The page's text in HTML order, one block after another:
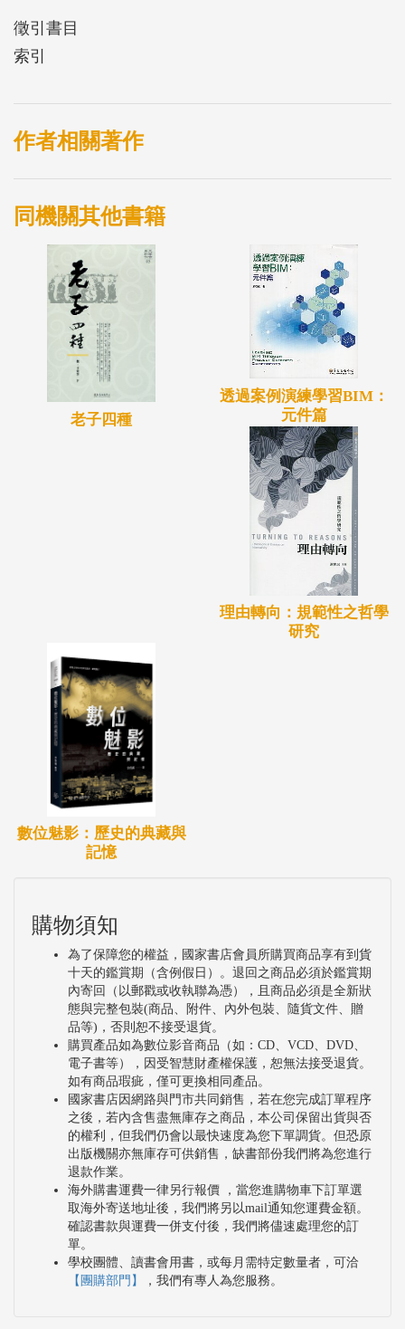
徵引書目
索引
作者相關著作
同機關其他書籍
老子四種
透過案例演練學習BIM：
元件篇
理由轉向：規範性之哲學
研究
數位魅影：歷史的典藏與
記憶
購物須知
為了保障您的權益，國家書店會員所購買商品享有到貨
十天的鑑賞期（含例假日）。退回之商品必須於鑑賞期
內寄回（以郵戳或收執聯為憑），且商品必須是全新狀
態與完整包裝(商品、附件、內外包裝、隨貨文件、贈
品等)，否則恕不接受退貨。
購買產品如為數位影音商品（如：CD、VCD、DVD、
電子書等），因受智慧財產權保護，恕無法接受退貨。
如有商品瑕疵，僅可更換相同產品。
國家書店因網路與門市共同銷售，若在您完成訂單程序
之後，若內含售盡無庫存之商品，本公司保留出貨與否
的權利，但我們仍會以最快速度為您下單調貨。但恐原
出版機關亦無庫存可供銷售，缺書部份我們將為您進行
退款作業。
海外購書運費一律另行報價 ，當您進購物車下訂單選
取海外寄送地址後，我們將另以mail通知您運費金額。
確認書款與運費一併支付後，我們將儘速處理您的訂
單。
學校團體、讀書會用書，或每月需特定數量者，可洽
【團購部門】
，我們有專人為您服務。